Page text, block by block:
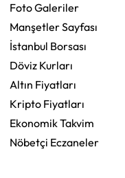
Foto Galeriler
Manşetler Sayfası
İstanbul Borsası
Döviz Kurları
Altın Fiyatları
Kripto Fiyatları
Ekonomik Takvim
Nöbetçi Eczaneler